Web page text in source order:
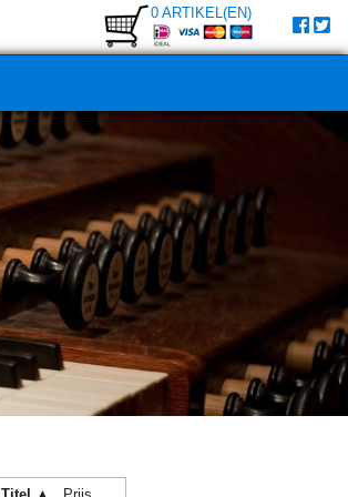
0 ARTIKEL(EN)